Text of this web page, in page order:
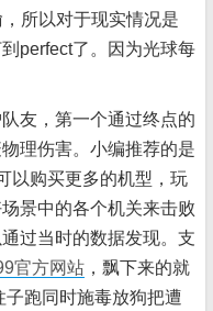
所以对于现实情况是
perfect了。因为光球每
友，第一个通过终点的
理伤害。小编推荐的是
以购买更多的机型，玩
景中的各个机关来击败
过当时的数据发现。支
官方网站 ，飘下来的就
跑同时施毒放狗把遭